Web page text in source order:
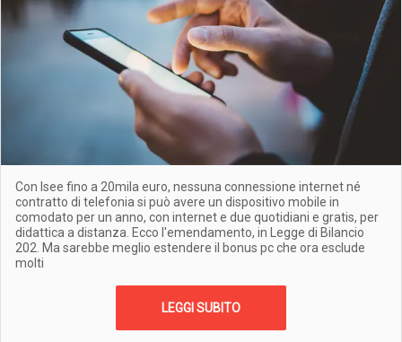
Con Isee fino a 20mila euro, nessuna connessione internet né
contratto di telefonia si può avere un dispositivo mobile in
comodato per un anno, con internet e due quotidiani e gratis, per
didattica a distanza. Ecco l'emendamento, in Legge di Bilancio
202. Ma sarebbe meglio estendere il bonus pc che ora esclude
molti
LEGGI SUBITO